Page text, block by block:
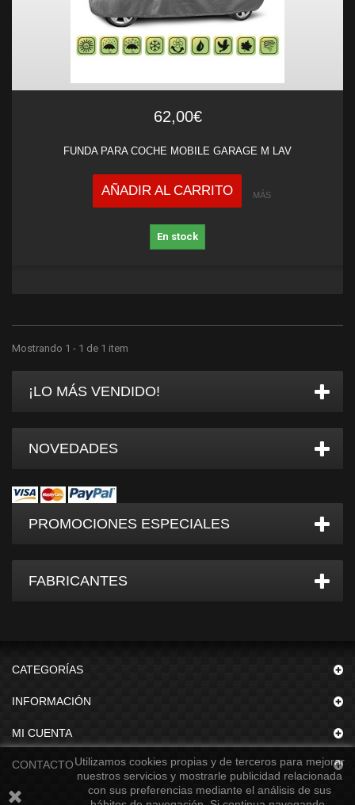
62,00€
FUNDA PARA COCHE MOBILE GARAGE M LAV
AÑADIR AL CARRITO MÁS
En stock
Mostrando 1 - 1 de 1 item
¡LO MÁS VENDIDO!
NOVEDADES
PROMOCIONES ESPECIALES
FABRICANTES
CATEGORÍAS
INFORMACIÓN
MI CUENTA
CONTACTOUtilizamos cookies propias y de terceros para mejorar
nuestros servicios y mostrarle publicidad relacionada
con sus preferencias mediante el análisis de sus